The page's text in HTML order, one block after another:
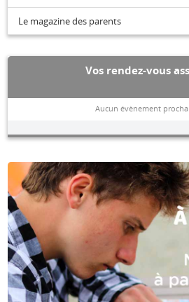
Le magazine des parents
Vos rendez-vous
Aucun évènement